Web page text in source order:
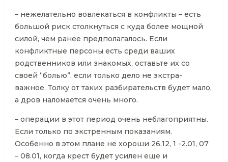
– нежелательно вовлекаться в конфликты – есть
большой риск столкнуться с куда более мощной
силой, чем ранее предполагалось. Если
конфликтные персоны есть среди ваших
родственников или знакомых, оставьте их со
своей “болью”, если только дело не экстра-
важное. Толку от таких разбирательств будет мало,
а дров наломается очень много.
– операции в этот период очень неблагоприятны.
Если только по экстренным показаниям.
Особенно в этом плане не хороши 26.12, 1 -2.01, 07
– 08.01, когда крест будет усилен еще и